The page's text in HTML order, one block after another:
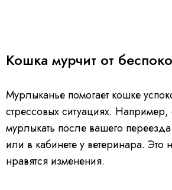
Кошка мурчит от
Мурлыканье помогает кошке
стрессовых ситуациях. Например,
мурлыкать после вашего
или в кабинете у ветеринара. Это
нравятся изменения.